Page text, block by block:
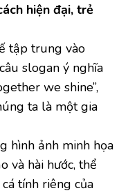
hiện đại, trẻ
tập trung vào
slogan ý nghĩa
we shine”,
ta là một gia
hình ảnh minh họa
và hài hước, thể
tính riêng của